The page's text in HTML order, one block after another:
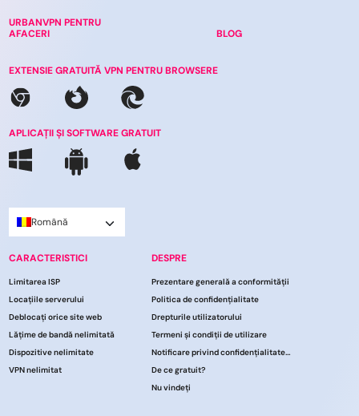
URBANVPN PENTRU
AFACERI
BLOG
EXTENSIE GRATUITĂ VPN PENTRU BROWSERE
APLICAȚII ȘI SOFTWARE GRATUIT
Română
CARACTERISTICI
Limitarea ISP
Locațiile serverului
Deblocați orice site web
Lățime de bandă nelimitată
Dispozitive nelimitate
VPN nelimitat
DESPRE
Prezentare generală a conformității
Politica de confidențialitate
Drepturile utilizatorului
Termeni și condiții de utilizare
Notificare privind confidențialitatea CCPA
De ce gratuit?
Nu vindeți